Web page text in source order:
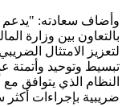
وأضاف سعادته: "يدعم
بالتعاون بين وزارة
لتعزيز الامتثال
تبسيط وتوحيد وأتمتة
النظام الذي يتوافق
ضريبية بإجراءات أكثر